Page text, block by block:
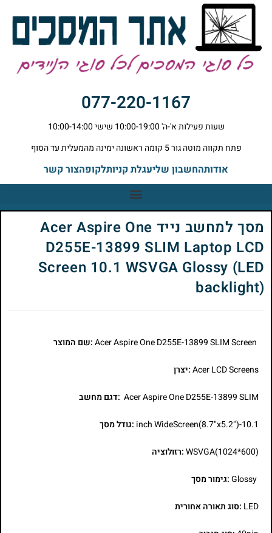
077-220-1167
שעות פעילות א'-ה' 10:00-19:00 שישי 10:00-14:00
פתח תקווה מוטה גור 5 קומה ראשונה ימינה מהמעלית עד הסוף
אודותהחשבון שליעגלת קניותלקופהצור קשר
מסך למחשב נייד Acer Aspire One
D255E-13899 SLIM Laptop LCD
Screen 10.1 WSVGA Glossy (LED
backlight)
:שם המוצר
Acer LCD Screens:יצרן
Acer Aspire One D255E-13899 SLIM :דגם מחשב
10.1-inch WideScreen(8.7"x5.2") :גודל מסך
WSVGA(1024*600):רזולוציה
Glossy:גימור מסך
LED :סוג תאורה אחורית